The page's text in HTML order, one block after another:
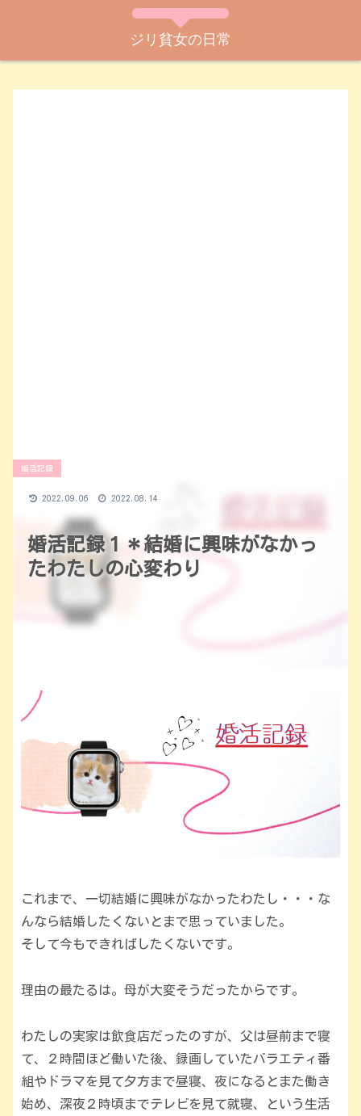
ジリ貧女の日常
婚活記録１＊結婚に興味がなかっ
たわたしの心変わり
婚活記録
2022.09.06 2022.08.14
これまで、一切結婚に興味がなかったわたし・・・な
んなら結婚したくないとまで思っていました。
そして今もできればしたくないです。
理由の最たるは。母が大変そうだったからです。
わたしの実家は飲食店だったのすが、父は昼前まで寝
て、２時間ほど働いた後、録画していたバラエティ番
組やドラマを見て夕方まで昼寝、夜になるとまた働き
始め、深夜２時頃までテレビを見て就寝、という生活